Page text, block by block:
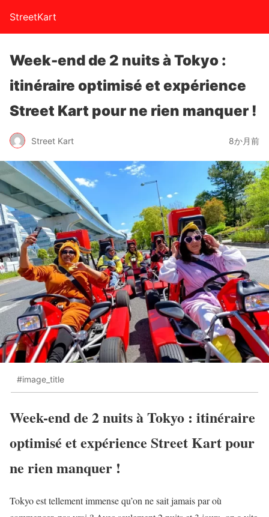
StreetKart
Week-end de 2 nuits à Tokyo :
itinéraire optimisé et expérience
Street Kart pour ne rien manquer !
Street Kart 8か月前
#image_title
Week-end de 2 nuits à Tokyo : itinéraire
optimisé et expérience Street Kart pour
ne rien manquer !
Tokyo est tellement immense qu’on ne sait jamais par où